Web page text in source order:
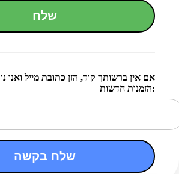
שלח
אם אין ברשותך קוד, הזן כתובת מייל ואנו
הזמנות חדשות:
שלח בקשה